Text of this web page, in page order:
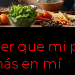
que mi
en mí